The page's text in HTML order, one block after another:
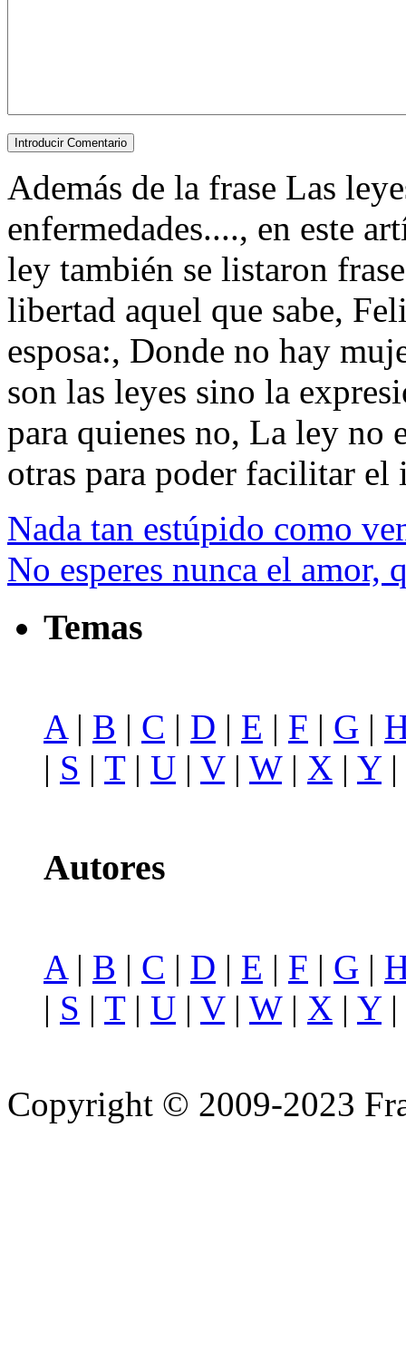
Además de la frase Las
enfermedades...., en este
ley también se listaron
libertad aquel que sabe,
esposa:, Donde no hay
son las leyes sino la
para quienes no, La ley no
otras para poder facilitar el
Nada tan estúpido como
No esperes nunca el amor,
Temas
A| B | C | D | E | F | G |
| S | T| U | V| W| X | Y|
Autores
A | B | C | D | E | F | G |
| S | T| U | V| W| X | Y|
Copyright © 2009-2023